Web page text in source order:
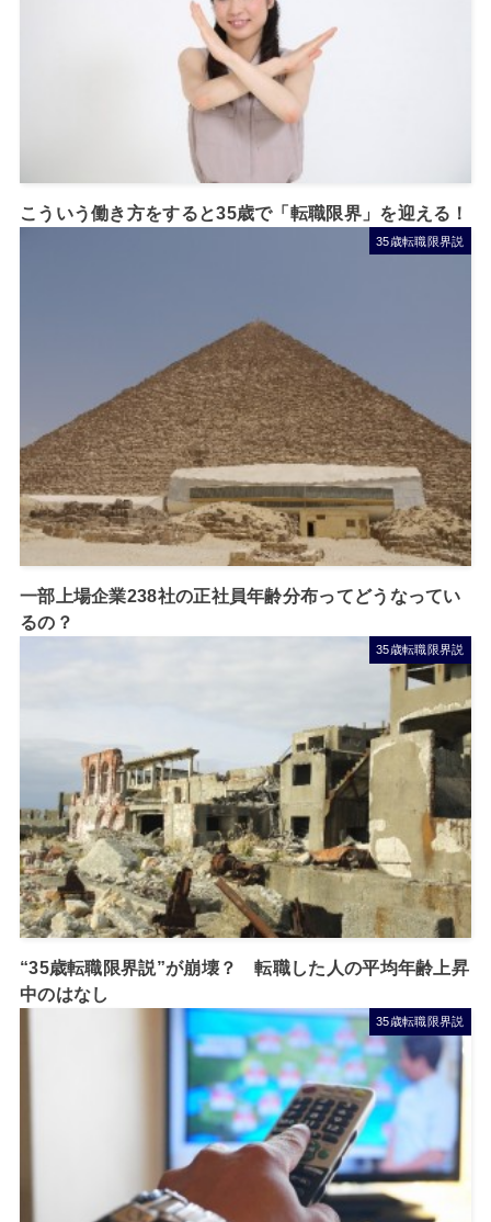
こういう働き方をすると35歳で「転職限界」を迎える！
35歳転職限界説
一部上場企業238社の正社員年齢分布ってどうなってい
るの？
35歳転職限界説
“35歳転職限界説”が崩壊？ 転職した人の平均年齢上昇
中のはなし
35歳転職限界説